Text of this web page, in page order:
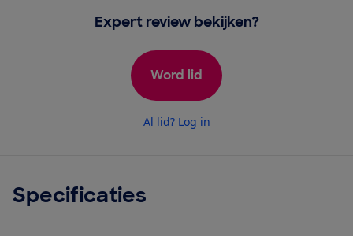
Expert review bekijken?
Word lid
Al lid? Log in
Specificaties